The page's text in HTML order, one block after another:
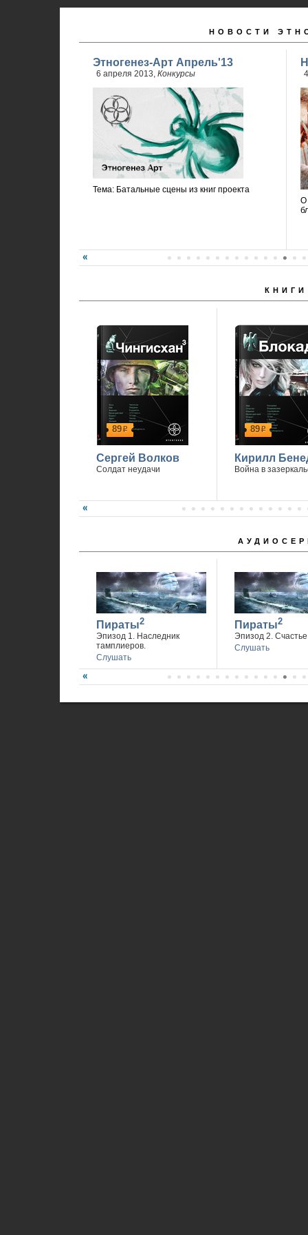
НОВОСТИ
Этногенез-Арт Апрель'13
6 апреля 2013, Конкурсы
Тема: Батальные сцены из книг проекта
О
КНИГИ
89р
Сергей Волков
Солдат неудачи
89р
Кирилл
Война в
Пираты2
Эпизод 1. Наследник
тамплиеров.
Слушать
Пираты2
Эпизод 2. Счастье
Слушать